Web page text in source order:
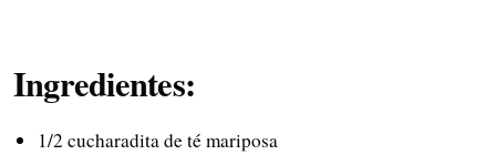
Ingredientes:
1/2 cucharadita de té mariposa